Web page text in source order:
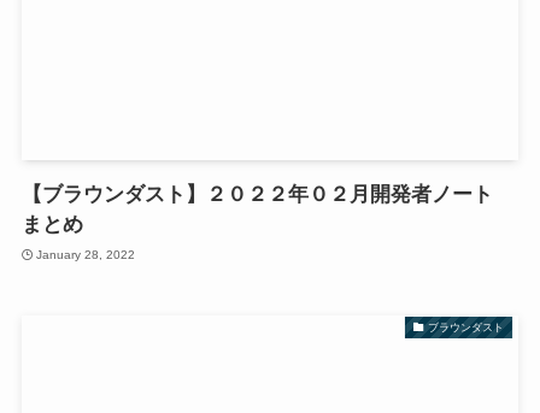
【ブラウンダスト】２０２２年０２月開発者ノート
まとめ
January 28, 2022
ブラウンダスト